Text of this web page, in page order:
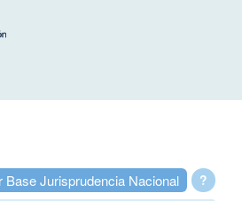
?
Base Jurisprudencia Nacional